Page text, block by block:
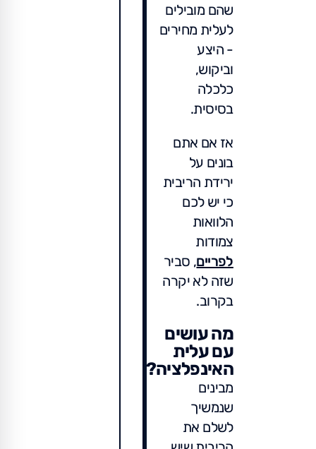
שהם מובילים
לעלית מחירים
- היצע
וביקוש,
כלכלה
בסיסית.
אז אם אתם
בונים על
ירידת הריבית
כי יש לכם
הלוואות
צמודות
לפריים, סביר
שזה לא יקרה
בקרוב.
מה עושים
עם עלית
האינפלציה?
מבינים
שנמשיך
לשלם את